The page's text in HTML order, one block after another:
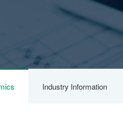
Industry Information